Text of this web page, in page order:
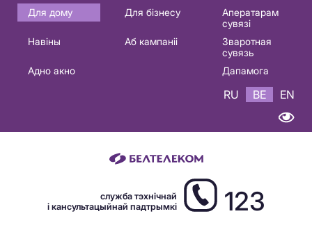
Основная
навигация
Для дому Для бізнесу
Аператарам
сувязі
Навіны
Аб кампаніі
Зваротная
сувязь
Адно акно
Дапамога
RU BE EN
служба тэхнічнай
і кансультацыйнай падтрымкі
123